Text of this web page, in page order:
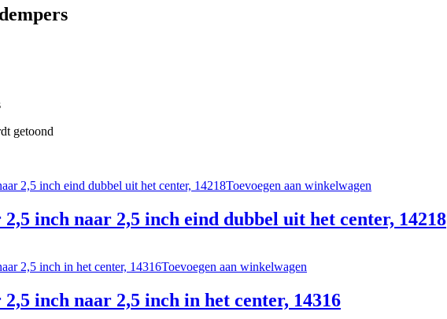
getoond
Toevoegen aan winkelwagen
inch naar 2,5 inch eind dubbel uit het center, 14218
Toevoegen aan winkelwagen
inch naar 2,5 inch in het center, 14316